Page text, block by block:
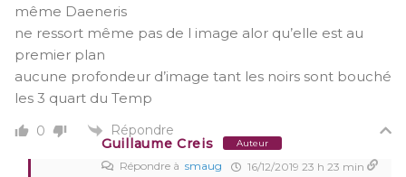
même Daeneris
ne ressort même pas de l image alor qu’elle est au
premier plan
aucune profondeur d’image tant les noirs sont bouché
les 3 quart du Temp
0
Répondre
Guillaume Creis
Auteur
Répondre à smaug 16/12/2019 23 h 23 min